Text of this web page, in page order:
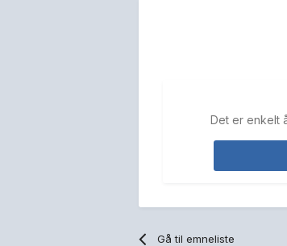
Det er enkelt
Gå til emneliste